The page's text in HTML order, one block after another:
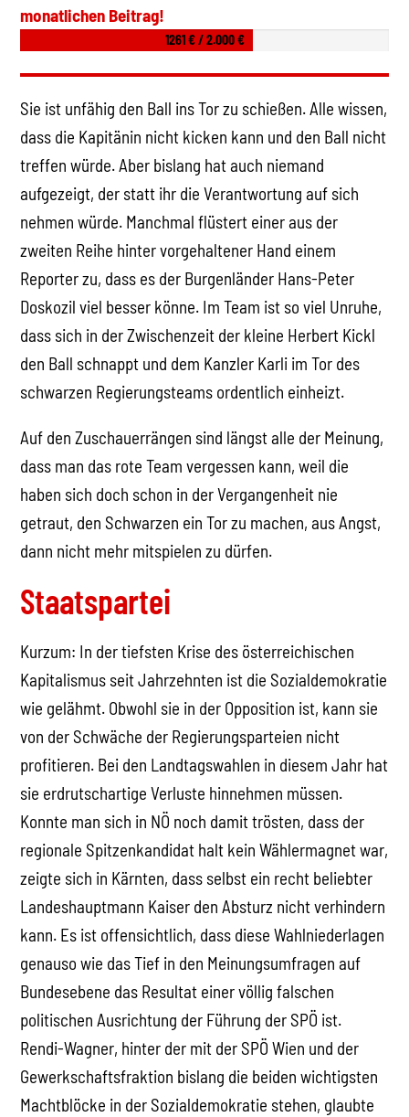
monatlichen Beitrag!
1261 € / 2.000 €
Sie ist unfähig den Ball ins Tor zu schießen. Alle wissen,
dass die Kapitänin nicht kicken kann und den Ball nicht
treffen würde. Aber bislang hat auch niemand
aufgezeigt, der statt ihr die Verantwortung auf sich
nehmen würde. Manchmal flüstert einer aus der
zweiten Reihe hinter vorgehaltener Hand einem
Reporter zu, dass es der Burgenländer Hans-Peter
Doskozil viel besser könne. Im Team ist so viel Unruhe,
dass sich in der Zwischenzeit der kleine Herbert Kickl
den Ball schnappt und dem Kanzler Karli im Tor des
schwarzen Regierungsteams ordentlich einheizt.
Auf den Zuschauerrängen sind längst alle der Meinung,
dass man das rote Team vergessen kann, weil die
haben sich doch schon in der Vergangenheit nie
getraut, den Schwarzen ein Tor zu machen, aus Angst,
dann nicht mehr mitspielen zu dürfen.
Staatspartei
Kurzum: In der tiefsten Krise des österreichischen
Kapitalismus seit Jahrzehnten ist die Sozialdemokratie
wie gelähmt. Obwohl sie in der Opposition ist, kann sie
von der Schwäche der Regierungsparteien nicht
profitieren. Bei den Landtagswahlen in diesem Jahr hat
sie erdrutschartige Verluste hinnehmen müssen.
Konnte man sich in NÖ noch damit trösten, dass der
regionale Spitzenkandidat halt kein Wählermagnet war,
zeigte sich in Kärnten, dass selbst ein recht beliebter
Landeshauptmann Kaiser den Absturz nicht verhindern
kann. Es ist offensichtlich, dass diese Wahlniederlagen
genauso wie das Tief in den Meinungsumfragen auf
Bundesebene das Resultat einer völlig falschen
politischen Ausrichtung der Führung der SPÖ ist.
Rendi-Wagner, hinter der mit der SPÖ Wien und der
Gewerkschaftsfraktion bislang die beiden wichtigsten
Machtblöcke in der Sozialdemokratie stehen, glaubte